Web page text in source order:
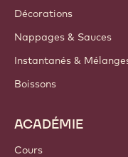
Décorations
Nappages & Sauces
Instantanés &
Boissons
ACADÉMIE
Cours